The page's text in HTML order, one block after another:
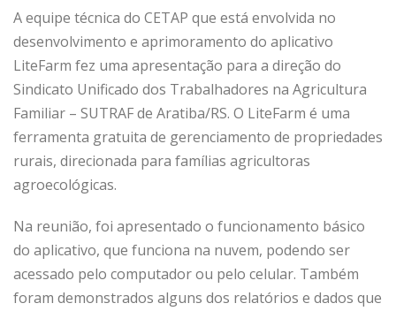
A equipe técnica do CETAP que está envolvida no
desenvolvimento e aprimoramento do aplicativo
LiteFarm fez uma apresentação para a direção do
Sindicato Unificado dos Trabalhadores na Agricultura
Familiar – SUTRAF de Aratiba/RS. O LiteFarm é uma
ferramenta gratuita de gerenciamento de propriedades
rurais, direcionada para famílias agricultoras
agroecológicas.
Na reunião, foi apresentado o funcionamento básico
do aplicativo, que funciona na nuvem, podendo ser
acessado pelo computador ou pelo celular. Também
foram demonstrados alguns dos relatórios e dados que